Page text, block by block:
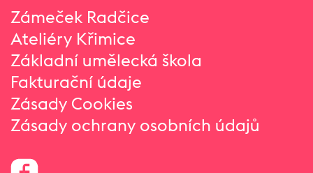
Zámeček Radčice
Ateliéry Křimice
Základní umělecká škola
Fakturační údaje
Zásady Cookies
Zásady ochrany osobních údajů